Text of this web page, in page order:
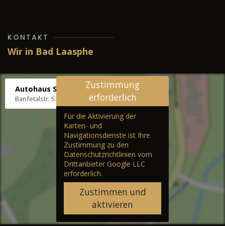
KONTAKT
Wir in Bad Laasphe
Autohaus Stenger
Banfetalstr. 57, 57334 Bad Laasphe
Zustimmung
erforderlich
Für die Aktivierung der
Karten- und
Navigationsdienste ist Ihre
Zustimmung zu den
Datenschutzrichtlinien vom
Drittanbieter Google LLC
erforderlich.
Zustimmen und
aktivieren